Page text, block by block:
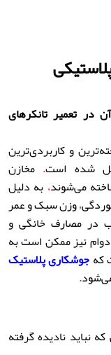
در تعمیر تانکرهای
و کاربردی‌ترین
شده است. مخازن
می‌شوند، به دلیل
،وزن سبک و عمر
در مصارف خانگی و
نیز ممکن است به
کهجوشکاری پلاستیک
.
نباید نادیده گرفته